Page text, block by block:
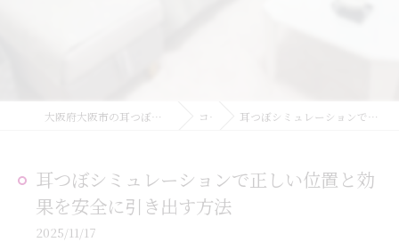
大阪府大阪市の耳つぼなら耳つぼダイエットサロンふーみん コラム 耳つぼシミュレーションで正しい位置と効果を安全に引き出す方法
耳つぼシミュレーションで正しい位置と効
果を安全に引き出す方法
2025/11/17